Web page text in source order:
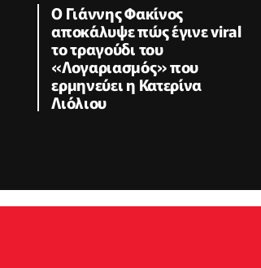
Ο Γιάννης Φακίνος
αποκάλυψε πώς έγινε viral
το τραγούδι του
«Λογαριασμός» που
ερμηνεύει η Κατερίνα
Λιόλιου